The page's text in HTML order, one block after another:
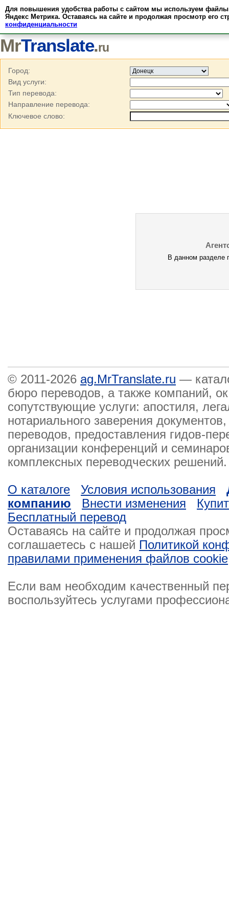
Агентства
MrTranslate.ru
Город:
Вид услуги:
Тип перевода:
Направление перевода:
Ключевое слово:
В данном разделе
© 2011-2026 ag.MrTranslate.ru —
бюро переводов, а также компаний,
сопутствующие услуги: апостиля,
нотариального заверения
переводов, предоставления гидов-
организации конференций и
комплексных переводческих решений.
О каталоге Условия использования
компанию
Внести изменения
Бесплатный перевод
Оставаясь на сайте и продолжая
соглашаетесь с нашей Политикой
правилами применения файлов cookie
Если вам необходим качественный
воспользуйтесь услугами
Для повышения удобства работы с сайтом мы используем файлы
Яндекс Метрика. Оставаясь на сайте и продолжая просмотр его
конфиденциальности